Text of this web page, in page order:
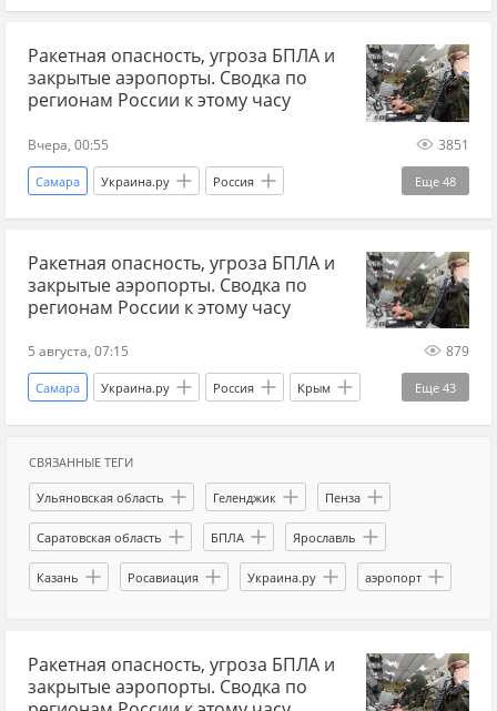
беспилотники сегодня
Вооруженные силы Украины СВО
Росавиация Казань Ульяновская область
Геленджик Сочи Саратовская область
Саратовские авиалинии Ярославль
ограничения БПЛА БПЛА сегодня
беспилотники сегодня
Ракетная опасность, угроза БПЛА и
закрытые аэропорты. Сводка по
регионам России к этому часу
Вчера, 00:55 3851
Еще 48
Самара Украина.ру Россия
Запорожская область Курская область
Белгородская область Ростовская область
Крым краснодарский край ДНР
Брянская область Калужская область
Саратовская область
Тверь Пенза Рязанская область
Воронежская область Херсонская область
Крымский мост Ульяновская область
Геленджик Сочи Краснодар
Саратовские авиалинии Домодедово
Ракетная опасность, угроза БПЛА и
закрытые аэропорты. Сводка по
регионам России к этому часу
5 августа, 07:15 879
Еще 43
Самара Украина.ру Россия Крым
Севастополь Запорожская область
Московская область
Нижегородская область Рязанская область
Калужская область Смоленск Липецк
Волгоградская область Ростовская область
Курская область Ярославль
Саратовская область Орловская область
СВЯЗАННЫЕ ТЕГИ
Ульяновская область Геленджик Пенза
Саратовская область БПЛА Ярославль
Казань Росавиация Украина.ру аэропорт
Ракетная опасность, угроза БПЛА и
закрытые аэропорты. Сводка по